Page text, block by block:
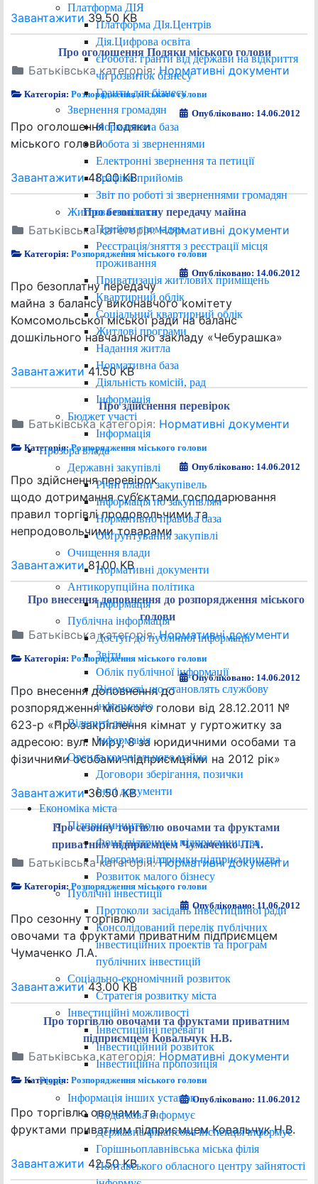
Платформа ДІЯ
Платформа ДІя.Центрів
Дія.Цифрова освіта
єРобота: гранти від держави на відкриття
чи розвиток бізнесу
Гранти для бізнесу
Звернення громадян
Нормативна база
Робота зі зверненнями
Електронні звернення та петиції
Графіки прийомів
Звіт по роботі зі зверненнями громадян
Житлова політика
Прийом громадян
Реєстрація/зняття з реєстрації місця
проживання
Приватизація житлових приміщень
Квартирний облік
Соціальний квартирний облік
Житлові програми
Надання житла
Нормативна база
Діяльність комісій, рад
Інформація
Бюджет участі
Інформація
Прозора влада
Державні закупівлі
Річні плани закупівель
Інформація по закупівлям
Нормативно правова база
Обґрунтування закупівлі
Очищення влади
Нормативні документи
Антикорупційна політика
Інформація
Публічна інформація
Доступ до публічної інформації
Звіти
Облік публічної інформації
Відомості, що становлять службову
інформацію
Відкриті дані
Інформація
Оренда комунального майна
Договори зберігання, позички
Інші документи
Економіка міста
Підприємництво
Фонд підтримки підприємництва
Програма підтримки підприємництва
Розвиток малого бізнесу
Публічні інвестиції
Протоколи засідань Інвестиційної ради
Консолідований перелік публічних
інвестиційних проектів та програм
публічних інвестицій
Соціально-економічний розвиток
Стратегія розвитку міста
Інвестиційні можливості
Інвестиційні переваги
Інвестиційний розвиток
Інвестиційна пропозиція
Різне
Інформація інших установ
Податкова інформує
Державна фінансова інспекція інформує
Горішньоплавнівська міська філія
Полтавського обласного центру зайнятості
Завантажити 39.50 KB
Про оголошення Подяки міського голови
Батьківська категорія:Нормативні документи
Категорія:Розпорядження міського голови
Опубліковано: 14.06.2012
Про оголошення Подяки
міського голови
Завантажити48.00 KB
Про безоплатну передачу майна
Батьківська категорія:Нормативні документи
Категорія:Розпорядження міського голови
Опубліковано: 14.06.2012
Про безоплатну передачу
майна з балансу виконавчого комітету
Комсомольської міської ради на баланс
дошкільного навчального закладу «Чебурашка»
Завантажити41.50 KB
Про здійснення перевірок
Батьківська категорія: Нормативні документи
Категорія:Розпорядження міського голови
Опубліковано: 14.06.2012
Про здійснення перевірок
щодо дотримання суб’єктами господарювання
правил торгівлі продовольчими та
непродовольчими товарами
Завантажити81.00 KB
Про внесення доповнення до розпорядження міського
голови
Батьківська категорія:Нормативні документи
Категорія:Розпорядження міського голови
Опубліковано: 14.06.2012
Про внесення доповнення до
розпорядження міського голови від 28.12.2011 №
623-р «Про закріплення кімнат у гуртожитку за
адресою: вул. Миру, 8 за юридичними особами та
фізичними особами-підприємцями на 2012 рік»
Завантажити36.50 KB
Про сезонну торгівлю овочами та фруктами
приватним підприємцем Чумаченко Л.А.
Батьківська категорія:Нормативні документи
Категорія:Розпорядження міського голови
Опубліковано: 11.06.2012
Про сезонну торгівлю
овочами та фруктами приватним підприємцем
Чумаченко Л.А.
Завантажити43.00 KB
Про торгівлю овочами та фруктами приватним
підприємцем Ковальчук Н.В.
Батьківська категорія: Нормативні документи
Категорія:Розпорядження міського голови
Опубліковано: 11.06.2012
Про торгівлю овочами та
фруктами приватним підприємцем Ковальчук Н.В.
Завантажити 42.50 KB